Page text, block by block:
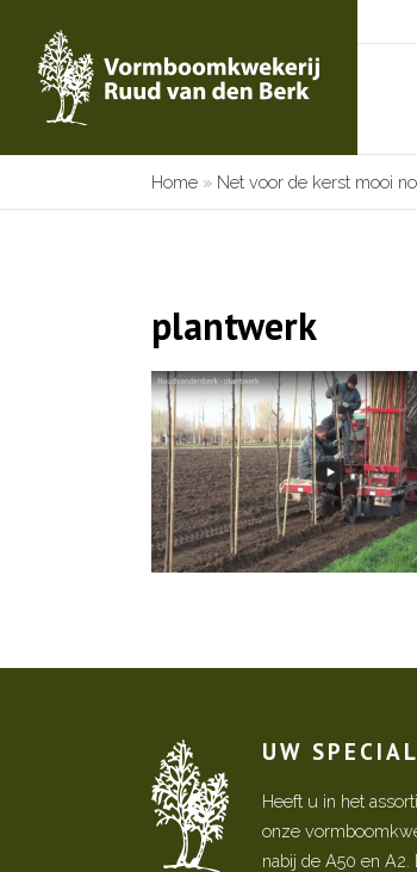
Home » Net voor de kerst mooi
plantwerk
UW
Heeft u in het
onze
nabij de A50 en